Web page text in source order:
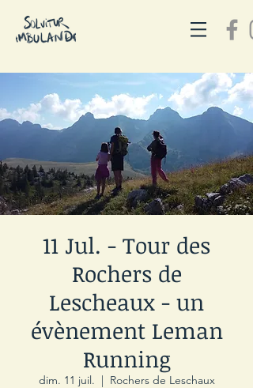
11 Jul. - Tour des
Rochers de
Lescheaux - un
évènement Leman
Running
dim. 11 juil.
  |
Rochers de Leschaux